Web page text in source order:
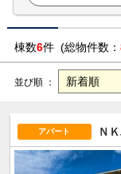
棟数6件 (総物件数：
並び順 ：
アパート Ｎ